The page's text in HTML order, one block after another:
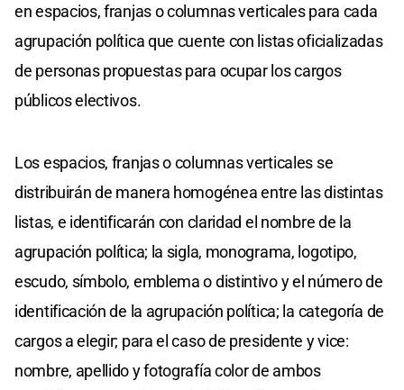
en espacios, franjas o columnas verticales para cada
agrupación política que cuente con listas oficializadas
de personas propuestas para ocupar los cargos
públicos electivos.
Los espacios, franjas o columnas verticales se
distribuirán de manera homogénea entre las distintas
listas, e identificarán con claridad el nombre de la
agrupación política; la sigla, monograma, logotipo,
escudo, símbolo, emblema o distintivo y el número de
identificación de la agrupación política; la categoría de
cargos a elegir; para el caso de presidente y vice:
nombre, apellido y fotografía color de ambos